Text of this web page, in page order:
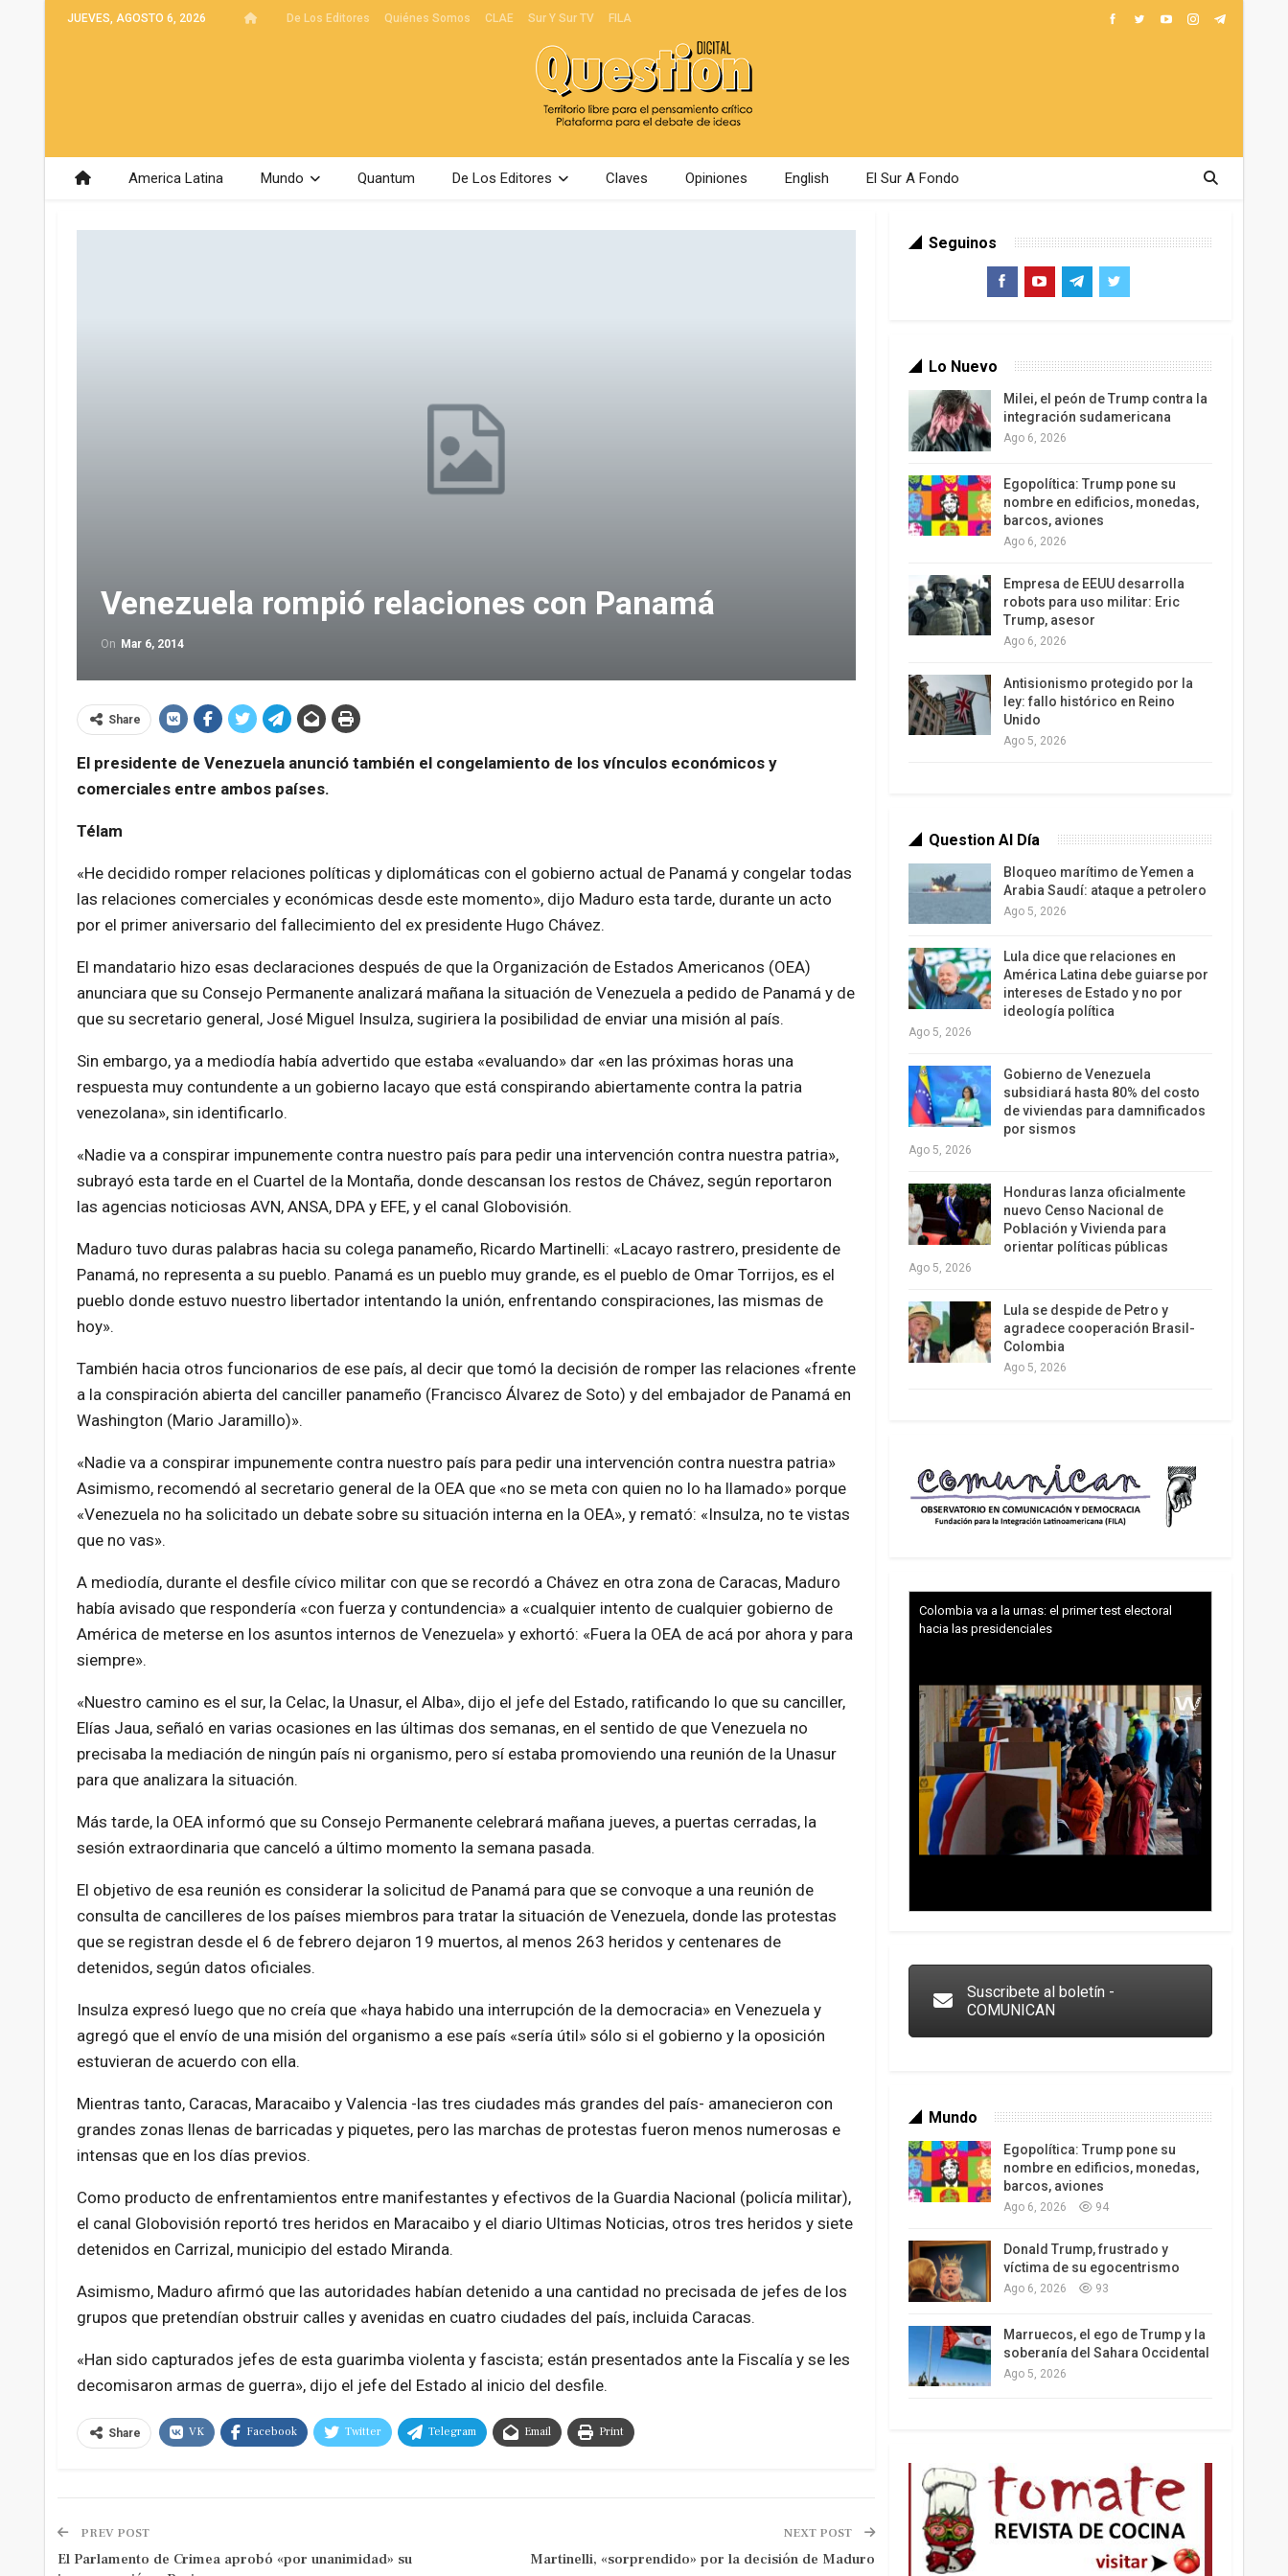
JUEVES, AGOSTO 6, 2026 De Los Editores Quiénes Somos CLAE Sur Y Sur TV FILA
America Latina Mundo Quantum De Los Editores Claves Opiniones English El Sur A Fondo
Venezuela rompió relaciones con Panamá
On Mar 6, 2014
Share
El presidente de Venezuela anunció también el congelamiento de los vínculos económicos y
comerciales entre ambos países.
Télam
«He decidido romper relaciones políticas y diplomáticas con el gobierno actual de Panamá y congelar todas
las relaciones comerciales y económicas desde este momento», dijo Maduro esta tarde, durante un acto
por el primer aniversario del fallecimiento del ex presidente Hugo Chávez.
El mandatario hizo esas declaraciones después de que la Organización de Estados Americanos (OEA)
anunciara que su Consejo Permanente analizará mañana la situación de Venezuela a pedido de Panamá y de
que su secretario general, José Miguel Insulza, sugiriera la posibilidad de enviar una misión al país.
Sin embargo, ya a mediodía había advertido que estaba «evaluando» dar «en las próximas horas una
respuesta muy contundente a un gobierno lacayo que está conspirando abiertamente contra la patria
venezolana», sin identificarlo.
«Nadie va a conspirar impunemente contra nuestro país para pedir una intervención contra nuestra patria»,
subrayó esta tarde en el Cuartel de la Montaña, donde descansan los restos de Chávez, según reportaron
las agencias noticiosas AVN, ANSA, DPA y EFE, y el canal Globovisión.
Maduro tuvo duras palabras hacia su colega panameño, Ricardo Martinelli: «Lacayo rastrero, presidente de
Panamá, no representa a su pueblo. Panamá es un pueblo muy grande, es el pueblo de Omar Torrijos, es el
pueblo donde estuvo nuestro libertador intentando la unión, enfrentando conspiraciones, las mismas de
hoy».
También hacia otros funcionarios de ese país, al decir que tomó la decisión de romper las relaciones «frente
a la conspiración abierta del canciller panameño (Francisco Álvarez de Soto) y del embajador de Panamá en
Washington (Mario Jaramillo)».
«Nadie va a conspirar impunemente contra nuestro país para pedir una intervención contra nuestra patria»
Asimismo, recomendó al secretario general de la OEA que «no se meta con quien no lo ha llamado» porque
«Venezuela no ha solicitado un debate sobre su situación interna en la OEA», y remató: «Insulza, no te vistas
que no vas».
A mediodía, durante el desfile cívico militar con que se recordó a Chávez en otra zona de Caracas, Maduro
había avisado que respondería «con fuerza y contundencia» a «cualquier intento de cualquier gobierno de
América de meterse en los asuntos internos de Venezuela» y exhortó: «Fuera la OEA de acá por ahora y para
siempre».
«Nuestro camino es el sur, la Celac, la Unasur, el Alba», dijo el jefe del Estado, ratificando lo que su canciller,
Elías Jaua, señaló en varias ocasiones en las últimas dos semanas, en el sentido de que Venezuela no
precisaba la mediación de ningún país ni organismo, pero sí estaba promoviendo una reunión de la Unasur
para que analizara la situación.
Más tarde, la OEA informó que su Consejo Permanente celebrará mañana jueves, a puertas cerradas, la
sesión extraordinaria que canceló a último momento la semana pasada.
El objetivo de esa reunión es considerar la solicitud de Panamá para que se convoque a una reunión de
consulta de cancilleres de los países miembros para tratar la situación de Venezuela, donde las protestas
que se registran desde el 6 de febrero dejaron 19 muertos, al menos 263 heridos y centenares de
detenidos, según datos oficiales.
Insulza expresó luego que no creía que «haya habido una interrupción de la democracia» en Venezuela y
agregó que el envío de una misión del organismo a ese país «sería útil» sólo si el gobierno y la oposición
estuvieran de acuerdo con ella.
Mientras tanto, Caracas, Maracaibo y Valencia -las tres ciudades más grandes del país- amanecieron con
grandes zonas llenas de barricadas y piquetes, pero las marchas de protestas fueron menos numerosas e
intensas que en los días previos.
Como producto de enfrentamientos entre manifestantes y efectivos de la Guardia Nacional (policía militar),
el canal Globovisión reportó tres heridos en Maracaibo y el diario Ultimas Noticias, otros tres heridos y siete
detenidos en Carrizal, municipio del estado Miranda.
Asimismo, Maduro afirmó que las autoridades habían detenido a una cantidad no precisada de jefes de los
grupos que pretendían obstruir calles y avenidas en cuatro ciudades del país, incluida Caracas.
«Han sido capturados jefes de esta guarimba violenta y fascista; están presentados ante la Fiscalía y se les
decomisaron armas de guerra», dijo el jefe del Estado al inicio del desfile.
Share VK Facebook Twitter Telegram Email Print
PREV POST
El Parlamento de Crimea aprobó «por unanimidad» su
NEXT POST
Martinelli, «sorprendido» por la decisión de Maduro
Seguinos
Lo Nuevo
Milei, el peón de Trump contra la
integración sudamericana
Ago 6, 2026
Egopolítica: Trump pone su
nombre en edificios, monedas,
barcos, aviones
Ago 6, 2026
Empresa de EEUU desarrolla
robots para uso militar: Eric
Trump, asesor
Ago 6, 2026
Antisionismo protegido por la
ley: fallo histórico en Reino
Unido
Ago 5, 2026
Question Al Día
Bloqueo marítimo de Yemen a
Arabia Saudí: ataque a petrolero
Ago 5, 2026
Lula dice que relaciones en
América Latina debe guiarse por
intereses de Estado y no por
ideología política
Ago 5, 2026
Gobierno de Venezuela
subsidiará hasta 80% del costo
de viviendas para damnificados
por sismos
Ago 5, 2026
Honduras lanza oficialmente
nuevo Censo Nacional de
Población y Vivienda para
orientar políticas públicas
Ago 5, 2026
Lula se despide de Petro y
agradece cooperación Brasil-
Colombia
Ago 5, 2026
Colombia va a la urnas: el primer test electoral
hacia las presidenciales
Suscribete al boletín -
COMUNICAN
Mundo
Egopolítica: Trump pone su
nombre en edificios, monedas,
barcos, aviones
Ago 6, 2026 94
Donald Trump, frustrado y
víctima de su egocentrismo
Ago 6, 2026 93
Marruecos, el ego de Trump y la
soberanía del Sahara Occidental
Ago 5, 2026